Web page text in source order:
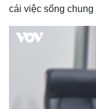
cái việc sống chung